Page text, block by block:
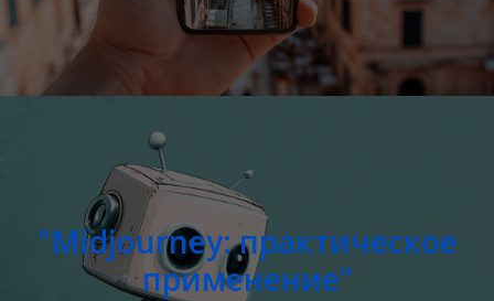
"Midjourney: практическое
применение"